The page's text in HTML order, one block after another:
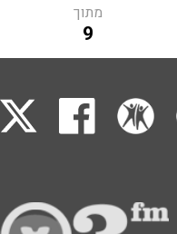
מתוך
9